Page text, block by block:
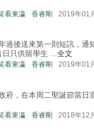
看東瀛 香睿剛 2019年01
過後送來第一則短訊，
只供留學生 ... 全文
看東瀛 香睿剛 2019年01
府，在本周二聖誕節當日
看東瀛 香睿剛 2018年12